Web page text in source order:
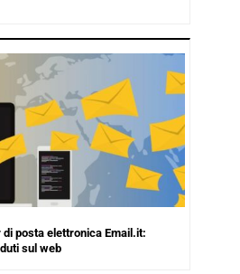
posta elettronica Email.it:
sul web